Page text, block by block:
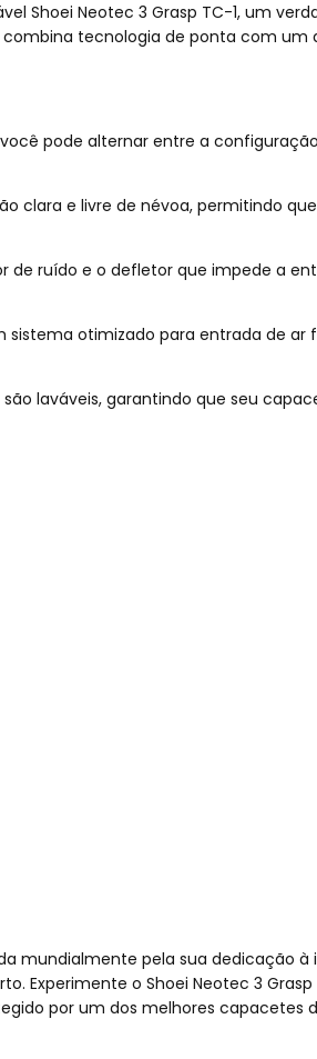
Neotec 3 Grasp TC-1, um
tecnologia de ponta com
pode alternar entre a
clara e livre de névoa, permitindo
ruído e o defletor que impede a
otimizado para entrada de
laváveis, garantindo que seu
mundialmente pela sua dedicação
Experimente o Shoei Neotec 3
por um dos melhores capacetes